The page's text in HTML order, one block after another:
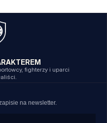
fighterzy i uparci
na newsletter.